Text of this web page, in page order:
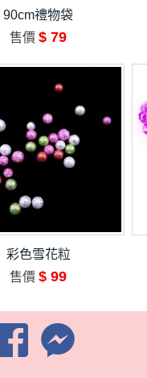
90cm禮物袋
售價 $ 79
彩色雪花粒
售價 $ 99